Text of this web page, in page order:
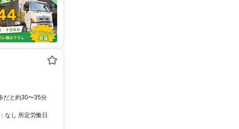
だと約30〜35分
なし 所定労働日